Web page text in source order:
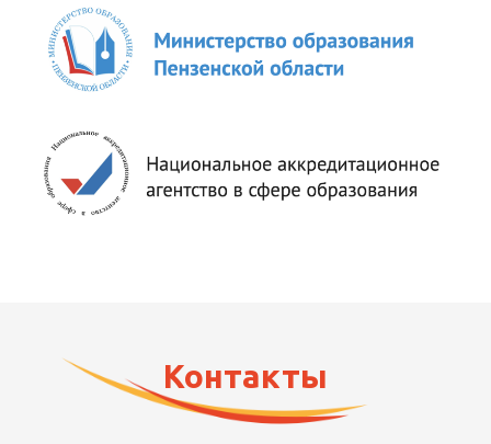
Контакты